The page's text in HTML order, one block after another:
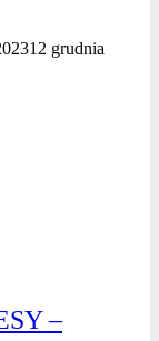
12 grudnia
–